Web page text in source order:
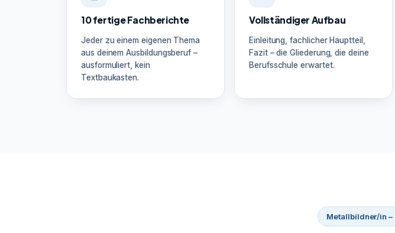
10 fertige Fachberichte
Jeder zu einem eigenen Thema
aus deinem Ausbildungsberuf –
ausformuliert, kein
Textbaukasten.
Vollständiger Aufbau
Einleitung, fachlicher Hauptteil,
Fazit – die Gliederung, die deine
Berufsschule erwartet.
Metallbildner/in